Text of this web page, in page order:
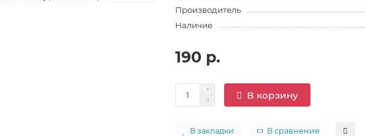
Производитель
Наличие
190 р.
В корзину
В закладки В сравнение